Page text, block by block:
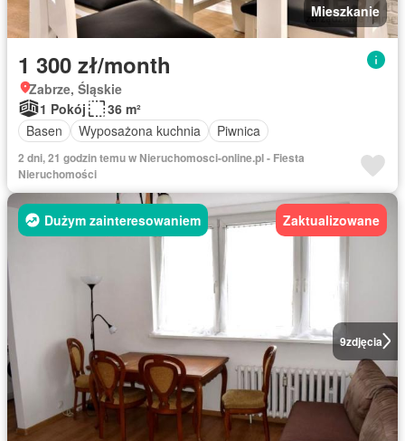
Mieszkanie
1 300 zł/month
Zabrze, Śląskie
1 Pokój
36 m²
Basen
Wyposażona kuchnia Piwnica
2 dni, 21 godzin temu w Nieruchomosci-online.pl - Fiesta
Nieruchomości
9zdjęcia
Dużym zainteresowaniem Zaktualizowane